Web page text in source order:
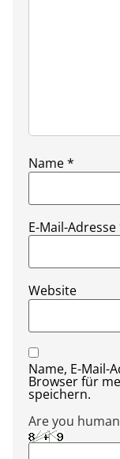
Name*
E-Mail-Adresse
Website
Name, E-Mail-
Browser für
speichern.
Are you